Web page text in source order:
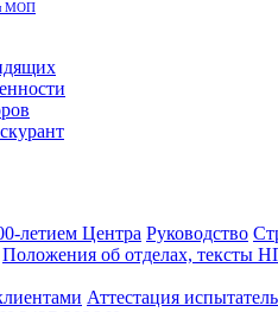
МОП
летием Центра Руководство
Положения об отделах, тексты
Аттестация